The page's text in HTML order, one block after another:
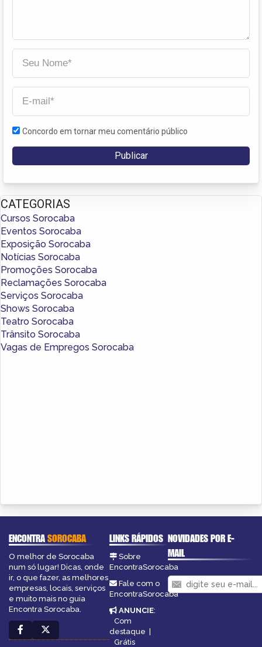
Concordo em tornar meu comentário público
CATEGORIAS
Cursos Sorocaba
Eventos Sorocaba
Exposição Sorocaba
Notícias Sorocaba
Promoções Sorocaba
Reclamações Sorocaba
Serviços Sorocaba
Shows Sorocaba
Teatro Sorocaba
Trânsito Sorocaba
Vagas de Empregos Sorocaba
ENCONTRASOROCABA
O melhor de Sorocaba
num só lugar! Dicas, onde
ir, o que fazer, as melhores
empresas, locais, serviços
e muito mais no guia
Encontra Sorocaba.
LINKS RÁPIDOS
Sobre
EncontraSorocaba
Fale com o
EncontraSorocaba
ANUNCIE:
Com
destaque
Grátis
NOVIDADES POR E-
MAIL